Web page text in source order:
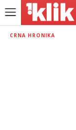
CRNA HRONIKA